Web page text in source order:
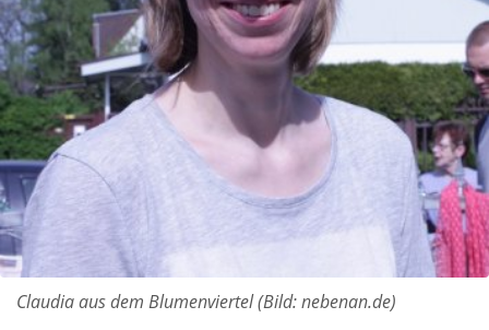
Claudia aus dem Blumenviertel (Bild: nebenan.de)